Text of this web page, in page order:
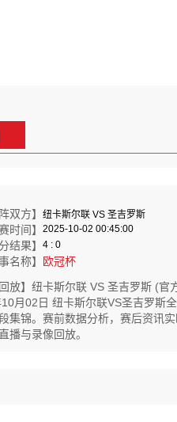
双方】 纽卡斯尔联 VS 圣吉罗斯
时间】 2025-10-02 00:45:00
结果】 4 : 0
名称】
欧冠杯
回放】纽卡斯尔联 VS 圣吉罗斯 (官
月02日 纽卡斯尔联VS圣吉罗斯
集锦。赛前数据分析，赛后资讯
播与录像回放。